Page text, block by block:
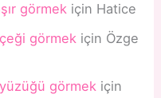
görmek için Hatice
görmek için Özge
görmek için